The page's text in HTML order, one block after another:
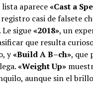
aparece«Cast a
casi de falsete
sigue«2018», un
que resulta
y«Build A B–ch», que
«Weight Up»
aunque sin el